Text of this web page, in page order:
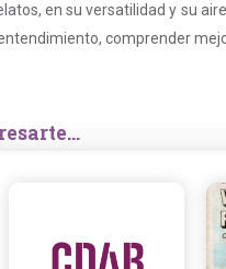
en su versatilidad y su
comprender